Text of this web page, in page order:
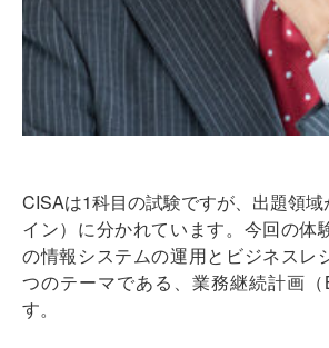
CISAは1科目の試験ですが、出題領域
イン）に分かれています。今回の体
の情報システムの運用とビジネスレ
つのテーマである、業務継続計画（
す。